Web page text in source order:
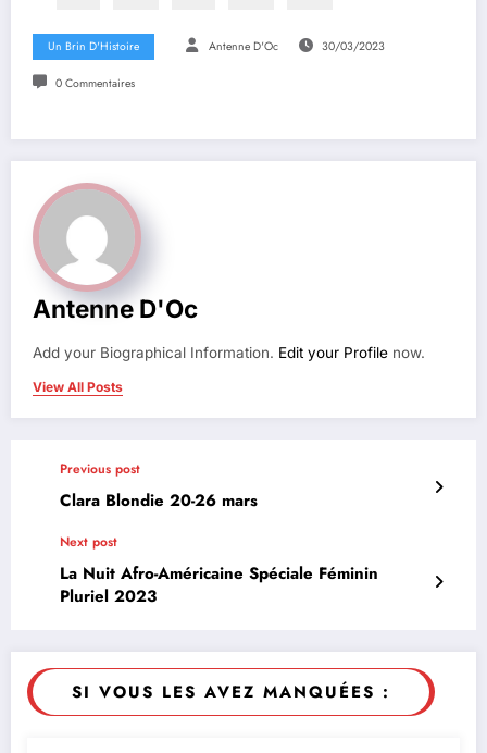
Un Brin D'Histoire Antenne D'Oc 30/03/2023
0 Commentaires
Antenne D'Oc
Add your Biographical Information. Edit your Profile now.
View All Posts
Previous post
Clara Blondie 20-26 mars
Next post
La Nuit Afro-Américaine Spéciale Féminin
Pluriel 2023
SI VOUS LES AVEZ MANQUÉES :